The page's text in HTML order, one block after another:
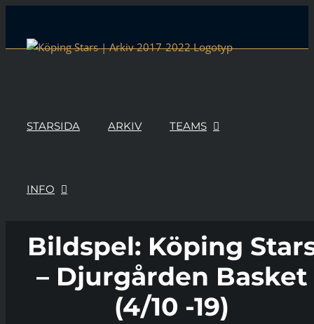
content
STARSIDA ARKIV TEAMS
INFO
Bildspel: Köping
– Djurgården Basket
(4/10 -19)